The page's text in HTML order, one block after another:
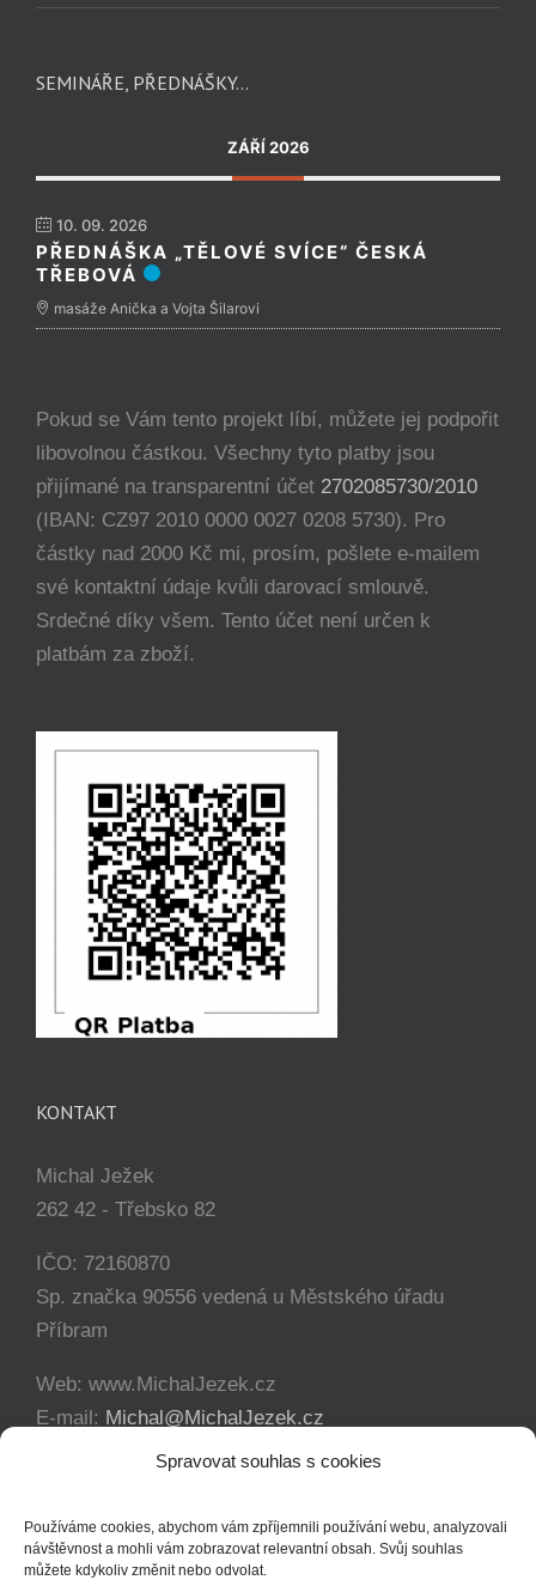
Spravovat souhlas s cookies
Používáme cookies, abychom vám zpříjemnili používání webu, analyzovali
návštěvnost a mohli vám zobrazovat relevantní obsah. Svůj souhlas
můžete kdykoliv změnit nebo odvolat.
SEMINÁŘE, PŘEDNÁŠKY…
ZÁŘÍ 2026
10. 09. 2026
PŘEDNÁŠKA „TĚLOVÉ SVÍCE“ ČESKÁ
TŘEBOVÁ
masáže Anička a Vojta Šilarovi
Pokud se Vám tento projekt líbí, můžete jej podpořit
libovolnou částkou. Všechny tyto platby jsou
přijímané na transparentní účet 2702085730/2010
(IBAN: CZ97 2010 0000 0027 0208 5730). Pro
částky nad 2000 Kč mi, prosím, pošlete e-mailem
své kontaktní údaje kvůli darovací smlouvě.
Srdečné díky všem. Tento účet není určen k
platbám za zboží.
KONTAKT
Michal Ježek
262 42 - Třebsko 82
IČO: 72160870
Sp. značka 90556 vedená u Městského úřadu
Příbram
Web: www.MichalJezek.cz
E-mail: Michal@MichalJezek.cz
+420 777 346 649